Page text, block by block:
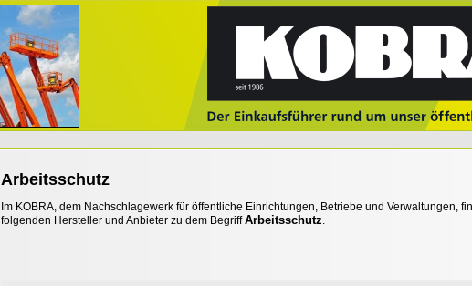
Arbeitsschutz
Im KOBRA, dem Nachschlagewerk für öffentliche Einrichtungen, Betriebe und Verwaltungen,
folgenden Hersteller und Anbieter zu dem BegriffArbeitsschutz.